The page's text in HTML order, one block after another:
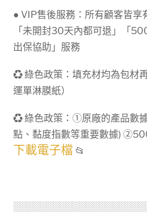
● VIP售後服務：所有顧客皆享
「未開封30天內都可退」「
出保協助」服務
♻ 綠色政策：填充材均為包材
運單淋膜紙）
♻ 綠色政策：①原廠的產品數
點、黏度指數等重要數據)
下載電子檔 📂